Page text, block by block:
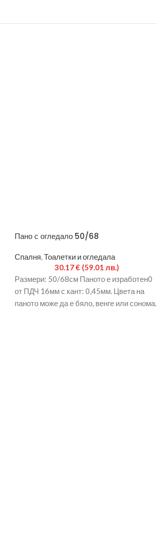
Пано с огледало 50/68
Спалня,Тоалетки и огледала
30.17€ (59.01 лв.)
Размери: 50/68см Паното е изработен0
от ПДЧ 16мм с кант: 0,45мм. Цвета на
паното може да е бяло, венге или сонома.